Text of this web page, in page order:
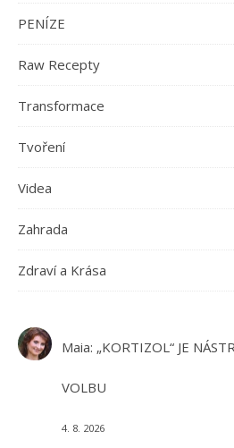
PENÍZE
Raw Recepty
Transformace
Tvoření
Videa
Zahrada
Zdraví a Krása
Maia: „KORTIZOL“ JE
VOLBU
4. 8. 2026